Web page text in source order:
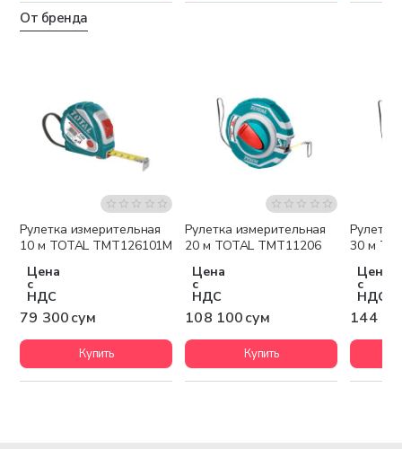
От бренда
Рулетка измерительная
10 м TOTAL TMT126101M
Цена
с
НДС
79 300 сум
Купить
Рулетка измерительная
20 м TOTAL TMT11206
Цена
с
НДС
108 100 сум
Купить
30 м
Цена
с
НДС
144